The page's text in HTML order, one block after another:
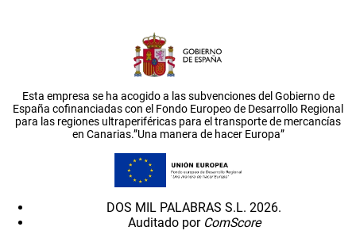
Esta empresa se ha acogido a las subvenciones del Gobierno de
España cofinanciadas con el Fondo Europeo de Desarrollo Regional
para las regiones ultraperiféricas para el transporte de mercancías
en Canarias.”Una manera de hacer Europa”
DOS MIL PALABRAS S.L. 2026.
Auditado por ComScore